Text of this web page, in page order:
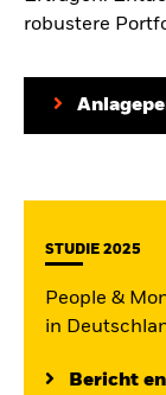
robustere
STUDIE 2025
People &
in
Bericht